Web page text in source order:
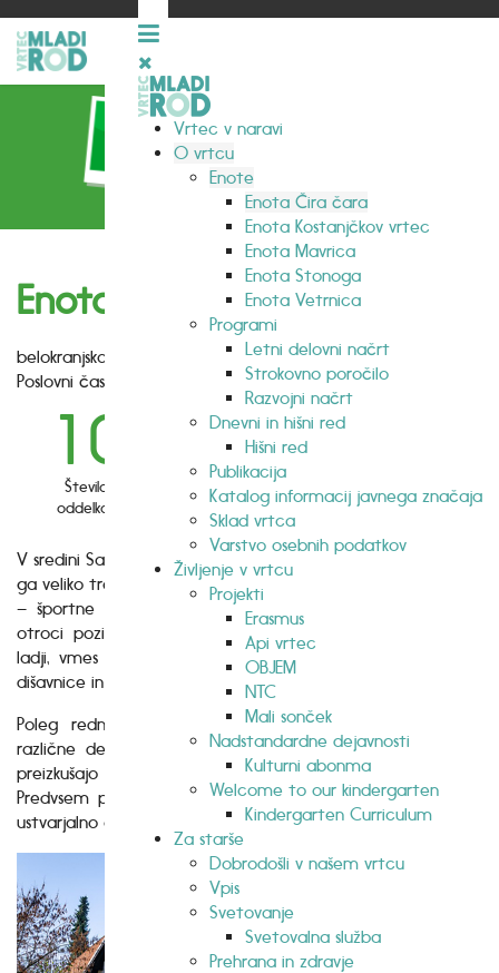
Vrtec v naravi
O vrtcu
Enote
Enota Čira čara
Enota Kostanjčkov vrtec
Enota Mavrica
Enota Stonoga
Enota Vetrnica
Programi
Letni delovni načrt
Strokovno poročilo
Razvojni načrt
Dnevni in hišni red
Hišni red
Publikacija
Katalog informacij javnega značaja
Sklad vrtca
Varstvo osebnih podatkov
Življenje v vrtcu
Projekti
Erasmus
Api vrtec
OBJEM
NTC
Mali sonček
Nadstandardne dejavnosti
Kulturni abonma
Welcome to our kindergarten
Kindergarten Curriculum
Za starše
Dobrodošli v našem vrtcu
Vpis
Svetovanje
Svetovalna služba
Prehrana in zdravje
Enota Čira Čara
belokranjska ulica 27, Ljubljana
Poslovni čas: 6.30 - 17.00
10
Število
oddelkov
otrok
V sredini Savskega naselja se nahaja vrtec Čira čara. Obdaja
ga veliko travnato igrišče, ki otrokom ponuja različne gibalno
– športne dejavnosti, raziskovanje in igro. Med drugim, se
otroci pozimi sankajo po hribu, poleti se igrajo pirate na
ladji, vmes pa urejajo vrtiček. Skrbijo za okrasne cvetlice,
dišavnice in vzgajajo jagode.
Poleg rednega programa, se otroci lahko vključujejo v
različne delavnice, ustvarjajo z glino, se sproščajo z jogo,
preizkušajo in spoznavajo čutila v senzorni ali čutalni sobi.
Predvsem pa v vrtcu Čira čara skrbimo za varno, toplo in
ustvarjalno okolje ter radi sodelujemo tudi s krajani.